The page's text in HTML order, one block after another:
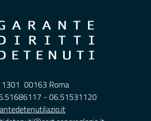
1301 00163 Roma
- 06.51531120